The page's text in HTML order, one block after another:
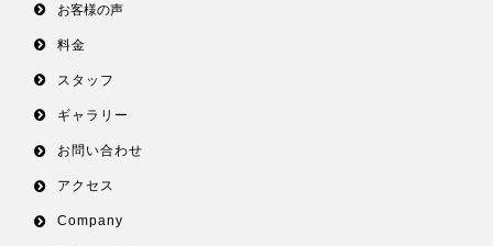
お客様の声
料金
スタッフ
ギャラリー
お問い合わせ
アクセス
Company